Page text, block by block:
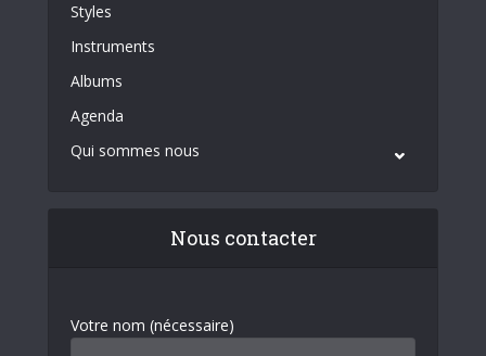
Styles
Instruments
Albums
Agenda
Qui sommes nous
Nous contacter
Votre nom (nécessaire)